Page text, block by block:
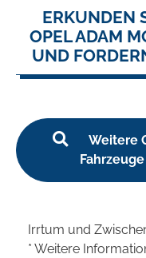
ERKUNDEN
OPEL ADAM
UND
Weitere
Irrtum und
* Weitere